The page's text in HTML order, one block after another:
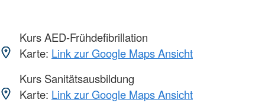
Kurs AED-Frühdefibrillation
Karte: Link zur Google Maps Ansicht
Kurs Sanitätsausbildung
Karte: Link zur Google Maps Ansicht